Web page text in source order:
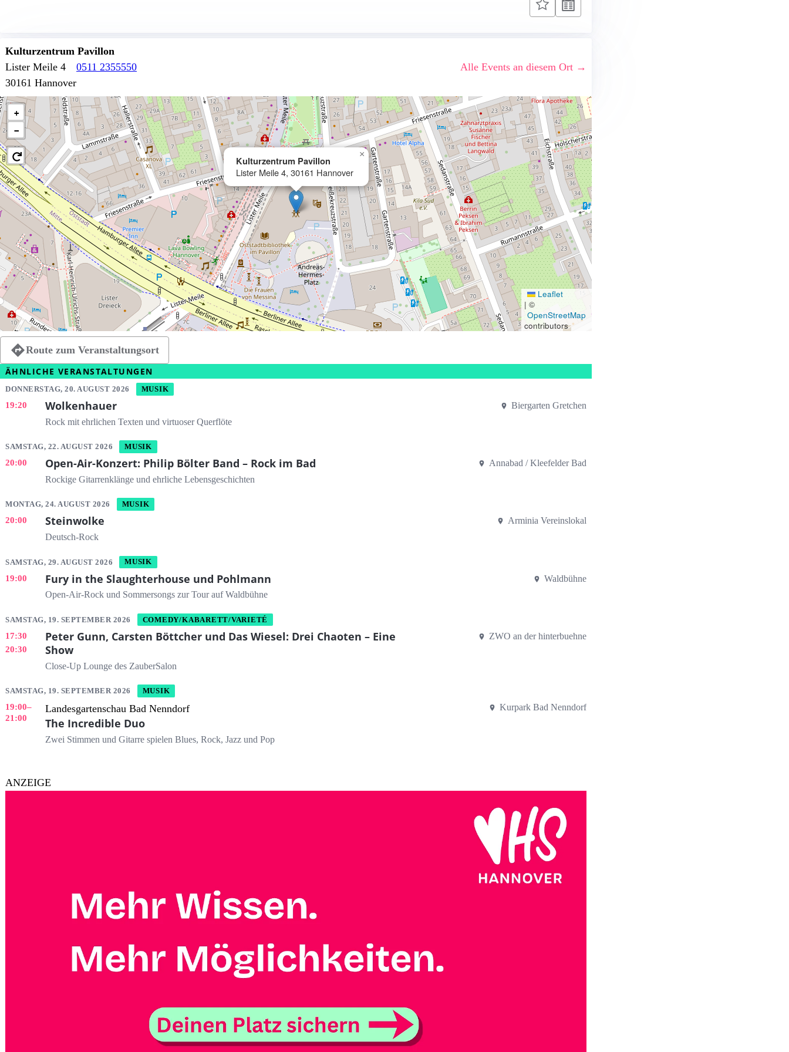
Kulturzentrum Pavillon
Lister Meile 4
30161 Hannover
0511 2355550 Alle Events an diesem Ort →
Kulturzentrum Pavillon
Lister Meile 4, 30161 Hannover
×
+
−
Leaflet
| ©
OpenStreetMap
contributors
Route zum Veranstaltungsort
ÄHNLICHE VERANSTALTUNGEN
DONNERSTAG, 20. AUGUST 2026 MUSIK
19:20 Wolkenhauer
Rock mit ehrlichen Texten und virtuoser Querflöte
Biergarten Gretchen
SAMSTAG, 22. AUGUST 2026 MUSIK
20:00 Open-Air-Konzert: Philip Bölter Band – Rock im Bad
Rockige Gitarrenklänge und ehrliche Lebensgeschichten
Annabad / Kleefelder Bad
MONTAG, 24. AUGUST 2026 MUSIK
20:00 Steinwolke
Deutsch-Rock
Arminia Vereinslokal
SAMSTAG, 29. AUGUST 2026 MUSIK
19:00 Fury in the Slaughterhouse und Pohlmann
Open-Air-Rock und Sommersongs zur Tour auf Waldbühne
Waldbühne
SAMSTAG, 19. SEPTEMBER 2026 COMEDY/KABARETT/VARIETÉ
17:30
20:30
Peter Gunn, Carsten Böttcher und Das Wiesel: Drei Chaoten – Eine
Show
Close-Up Lounge des ZauberSalon
ZWO an der hinterbuehne
SAMSTAG, 19. SEPTEMBER 2026 MUSIK
19:00–
21:00
Landesgartenschau Bad Nenndorf
The Incredible Duo
Zwei Stimmen und Gitarre spielen Blues, Rock, Jazz und Pop
Kurpark Bad Nenndorf
ANZEIGE